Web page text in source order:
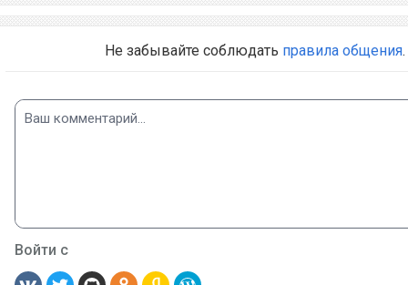
Не забывайте соблюдать правила общения.
Войти с